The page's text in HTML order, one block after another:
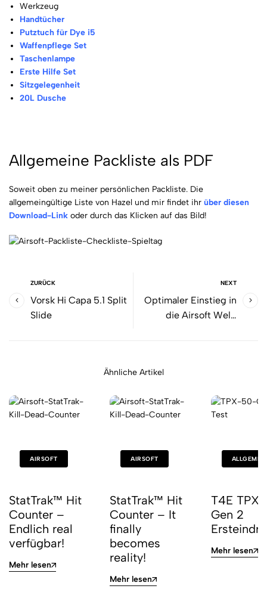
Werkzeug
Handtücher
Putztuch für Dye i5
Waffenpflege Set
Taschenlampe
Erste Hilfe Set
Sitzgelegenheit
20L Dusche
Allgemeine Packliste als PDF
Soweit oben zu meiner persönlichen Packliste. Die
allgemeingültige Liste von Hazel und mir findet ihr über diesen
Download-Link oder durch das Klicken auf das Bild!
ZURÜCK
Vorsk Hi Capa 5.1 Split
Slide
NEXT
Optimaler Einstieg in
die Airsoft Welt:
Ähnliche Artikel
AIRSOFT
StatTrak™ Hit
Counter –
Endlich real
verfügbar!
Mehr lesen
AIRSOFT
StatTrak™ Hit
Counter – It
finally
becomes
reality!
Mehr lesen
T4E TPX
Gen 2
Mehr lesen